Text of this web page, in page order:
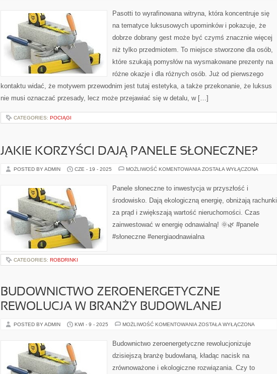
Pasotti to wyrafinowana witryna, która koncentruje się
na tematyce luksusowych upominków i pokazuje, że
dobrze dobrany gest może być czymś znacznie więcej
niż tylko przedmiotem. To miejsce stworzone dla osób,
które szukają pomysłów na wysmakowane prezenty na
różne okazje i dla różnych osób. Już od pierwszego
kontaktu widać, że motywem przewodnim jest tutaj estetyka, a także przekonanie, że luksus
nie musi oznaczać przesady, lecz może przejawiać się w detalu, w […]
CATEGORIES: POCIĄGI
JAKIE KORZYŚCI DAJĄ PANELE SŁONECZNE?
POSTED BY ADMIN CZE - 19 - 2025 MOŻLIWOŚĆ KOMENTOWANIA JAKIE
SŁONECZNE?
ZOSTAŁA WYŁĄCZONA
Panele słoneczne to inwestycja w przyszłość i
środowisko. Dają ekologiczną energię, obniżają rachunki
za prąd i zwiększają wartość nieruchomości. Czas
zainwestować w energię odnawialną! 🌞🌿 #panele
#słoneczne #energiaodnawialna
CATEGORIES: ROBDRINKI
BUDOWNICTWO ZEROENERGETYCZNE –
REWOLUCJA W BRANŻY BUDOWLANEJ
POSTED BY ADMIN KWI - 9 - 2025 MOŻLIWOŚĆ KOMENTOWANIA BUDOWNICTWO
REWOLUCJA
W
BUDOWLANEJ
ZOSTAŁA WYŁĄCZONA
Budownictwo zeroenergetyczne rewolucjonizuje
dzisiejszą branżę budowlaną, kładąc nacisk na
zrównoważone i ekologiczne rozwiązania. Czy to